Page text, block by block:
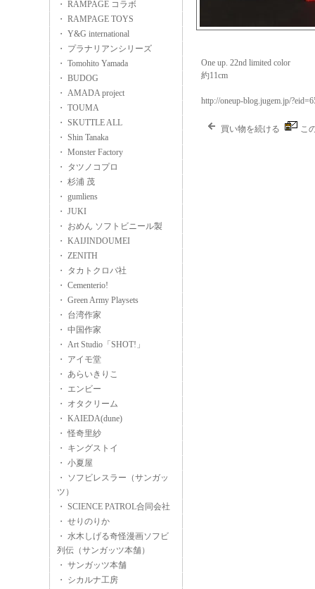
・ RAMPAGE コラボ
・ RAMPAGE TOYS
・ Y&G international
・ プラナリアンシリーズ
・ Tomohito Yamada
・ BUDOG
・ AMADA project
・ TOUMA
・ SKUTTLE ALL
・ Shin Tanaka
・ Monster Factory
・ タツノコプロ
・ 杉浦 茂
・ gumliens
・ JUKI
・ おめん ソフトビニール製
・ KAIJINDOUMEI
・ ZENITH
・ タカトクロバ社
・ Cementerio!
・ Green Army Playsets
・ 台湾作家
・ 中国作家
・ Art Studio「SHOT!」
・ アイモ堂
・ あらいきりこ
・ エンビー
・ オタクリーム
・ KAIEDA(dune)
・ 怪奇里紗
・ キングストイ
・ 小夏屋
・ ソフビレスラー（サンガッ
ツ）
・ SCIENCE PATROL合同会社
・ せりのりか
・ 水木しげる奇怪漫画ソフビ
列伝（サンガッツ本舗）
・ サンガッツ本舗
・ シカルナ工房
One up. 22nd limited color
約11cm
http://oneup-blog.jugem.jp/
買い物を続ける こ